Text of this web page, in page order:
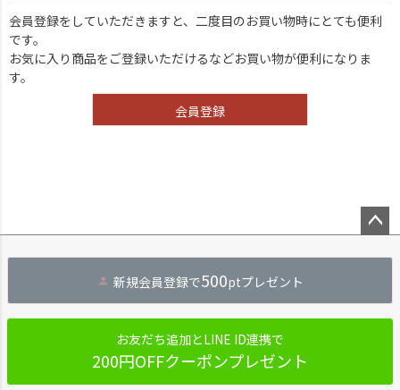
会員登録をしていただきますと、二度目のお買い物時にとても便利
です。
お気に入り商品をご登録いただけるなどお買い物が便利になりま
す。
会員登録
へ
新規会員登録で500ptプレゼント
お友だち追加とLINE ID連携で
200円OFFクーポンプレゼント